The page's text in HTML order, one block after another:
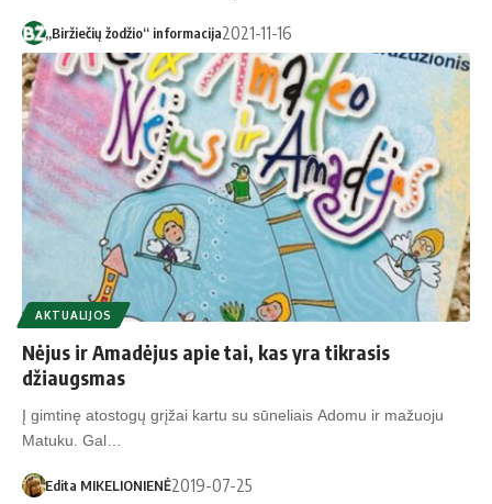
„Biržiečių žodžio“ informacija2021-11-16
AKTUALIJOS
Nėjus ir Amadėjus apie tai, kas yra tikrasis
džiaugsmas
Į gim­ti­nę ato­sto­gų grį­žai kar­tu su sū­ne­liais Ado­mu ir ma­žuo­ju
Ma­tu­ku. Gal…
Edita MIKELIONIENĖ2019-07-25